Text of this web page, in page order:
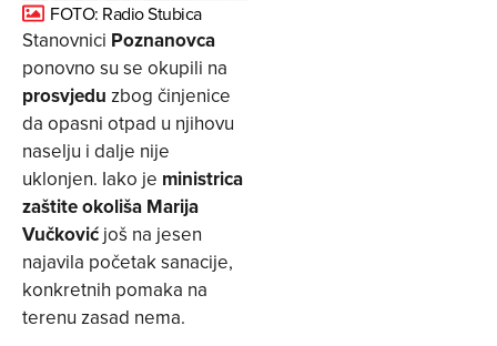
FOTO: Radio Stubica
Stanovnici Poznanovca
ponovno su se okupili na
prosvjedu zbog činjenice
da opasni otpad u njihovu
naselju i dalje nije
uklonjen. Iako je ministrica
zaštite okoliša Marija
Vučković još na jesen
najavila početak sanacije,
konkretnih pomaka na
terenu zasad nema.